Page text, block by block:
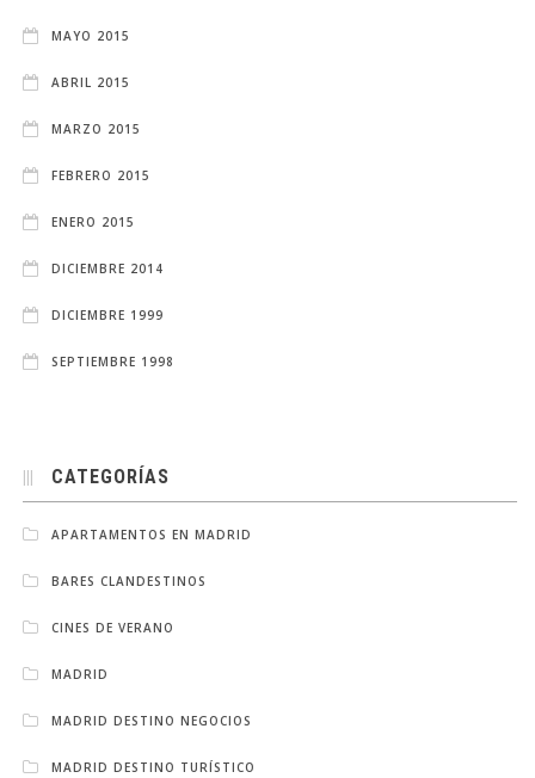
MAYO 2015
ABRIL 2015
MARZO 2015
FEBRERO 2015
ENERO 2015
DICIEMBRE 2014
DICIEMBRE 1999
SEPTIEMBRE 1998
CATEGORÍAS
APARTAMENTOS EN MADRID
BARES CLANDESTINOS
CINES DE VERANO
MADRID
MADRID DESTINO NEGOCIOS
MADRID DESTINO TURÍSTICO